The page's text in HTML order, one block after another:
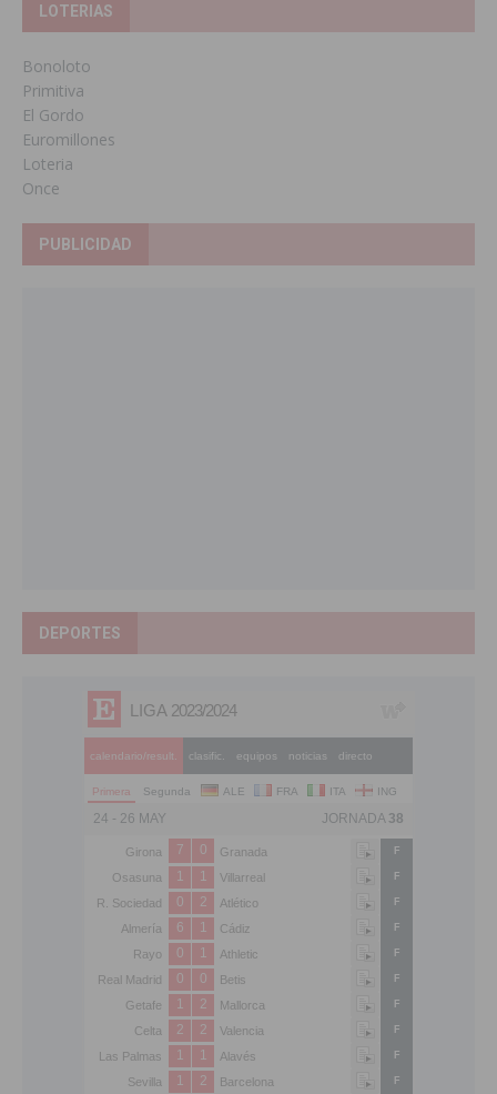
LOTERIAS
Bonoloto
Primitiva
El Gordo
Euromillones
Loteria
Once
PUBLICIDAD
DEPORTES